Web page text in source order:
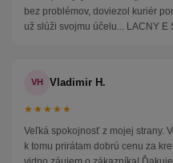
bez problémov, doviezol kuriér
už slúži svojmu účelu... LACNY E
VH Vladimir H.
★★★★★
Veľká spokojnosť z mojej strany.
k tomu prirátam dobrú cenu za